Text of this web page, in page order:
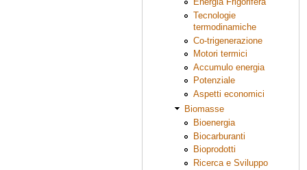
Tecnologie
termodinamiche
Co-trigenerazione
Motori termici
Accumulo energia
Potenziale
Aspetti economici
Biomasse
Bioenergia
Biocarburanti
Bioprodotti
Ricerca e Sviluppo